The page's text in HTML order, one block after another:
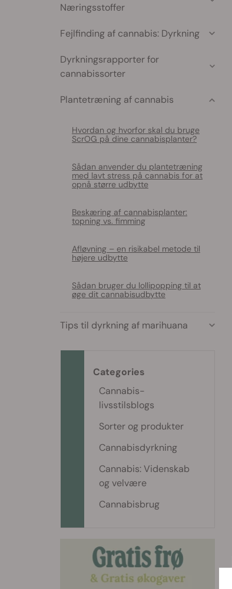
Næringsstoffer
Fejlfinding af cannabis: Dyrkning
Dyrkningsrapporter for
cannabissorter
Plantetræning af cannabis
Hvordan og hvorfor skal du bruge
ScrOG på dine cannabisplanter?
Sådan anvender du plantetræning
med lavt stress på cannabis for at
opnå større udbytte
Beskæring af cannabisplanter:
topning vs. fimming
Afløvning – en risikabel metode til
højere udbytte
Sådan bruger du lollipopping til at
øge dit cannabisudbytte
Tips til dyrkning af marihuana
Categories
Cannabis-
livsstilsblogs
Sorter og produkter
Cannabisdyrkning
Cannabis: Videnskab
og velvære
Cannabisbrug